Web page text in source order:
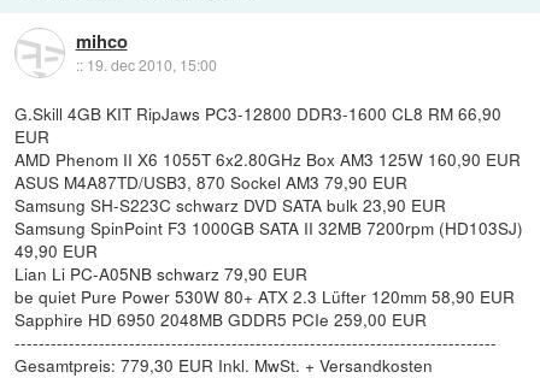
mihco
:: 19. dec 2010, 15:00
G.Skill 4GB KIT RipJaws PC3-12800 DDR3-1600 CL8 RM 66,90
EUR
AMD Phenom II X6 1055T 6x2.80GHz Box AM3 125W 160,90 EUR
ASUS M4A87TD/USB3, 870 Sockel AM3 79,90 EUR
Samsung SH-S223C schwarz DVD SATA bulk 23,90 EUR
Samsung SpinPoint F3 1000GB SATA II 32MB 7200rpm (HD103SJ)
49,90 EUR
Lian Li PC-A05NB schwarz 79,90 EUR
be quiet Pure Power 530W 80+ ATX 2.3 Lüfter 120mm 58,90 EUR
Sapphire HD 6950 2048MB GDDR5 PCIe 259,00 EUR
--------------------------------------------------------------------------------
Gesamtpreis: 779,30 EUR Inkl. MwSt. + Versandkosten